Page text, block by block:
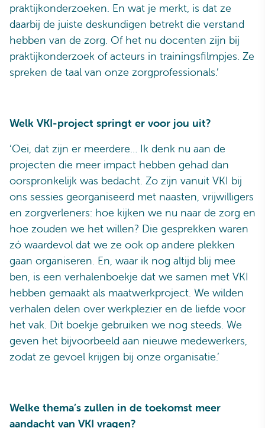
praktijkonderzoeken. En wat je merkt, is dat ze
daarbij de juiste deskundigen betrekt die verstand
hebben van de zorg. Of het nu docenten zijn bij
praktijkonderzoek of acteurs in trainingsfilmpjes. Ze
spreken de taal van onze zorgprofessionals.’
Welk VKI-project springt er voor jou uit?
‘Oei, dat zijn er meerdere… Ik denk nu aan de
projecten die meer impact hebben gehad dan
oorspronkelijk was bedacht. Zo zijn vanuit VKI bij
ons sessies georganiseerd met naasten, vrijwilligers
en zorgverleners: hoe kijken we nu naar de zorg en
hoe zouden we het willen? Die gesprekken waren
zó waardevol dat we ze ook op andere plekken
gaan organiseren. En, waar ik nog altijd blij mee
ben, is een verhalenboekje dat we samen met VKI
hebben gemaakt als maatwerkproject. We wilden
verhalen delen over werkplezier en de liefde voor
het vak. Dit boekje gebruiken we nog steeds. We
geven het bijvoorbeeld aan nieuwe medewerkers,
zodat ze gevoel krijgen bij onze organisatie.’
Welke thema’s zullen in de toekomst meer
aandacht van VKI vragen?